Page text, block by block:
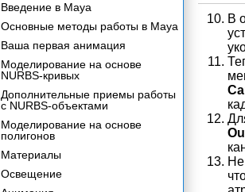
В
Введение в Maya
Основные методы работы в Maya
Ваша первая анимация
Моделирование на основе
NURBS-кривых
Дополнительные приемы работы
с NURBS-объектами
Моделирование на основе
полигонов
Материалы
Освещение